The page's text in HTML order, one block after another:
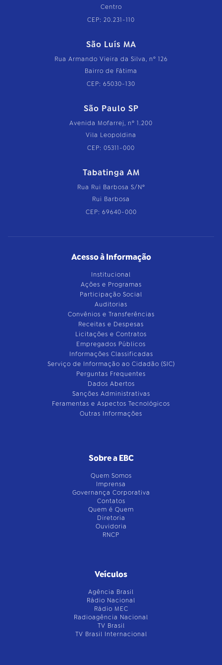
Centro
CEP: 20.231-110
São Luís MA
Rua Armando Vieira da Silva, nº 126
Bairro de Fátima
CEP: 65030-130
São Paulo SP
Avenida Mofarrej, nº 1.200
Vila Leopoldina
CEP: 05311-000
Tabatinga AM
Rua Rui Barbosa S/Nº
Rui Barbosa
CEP: 69640-000
Acesso à Informação
Institucional
Ações e Programas
Participação Social
Auditorias
Convênios e Transferências
Receitas e Despesas
Licitações e Contratos
Empregados Públicos
Informações Classificadas
Serviço de Informação ao Cidadão (SIC)
Perguntas Frequentes
Dados Abertos
Sanções Administrativas
Feramentas e Aspectos Tecnológicos
Outras Informações
Sobre a EBC
Quem Somos
Imprensa
Governança Corporativa
Contatos
Quem é Quem
Diretoria
Ouvidoria
RNCP
Veículos
Agência Brasil
Rádio Nacional
Rádio MEC
Radioagência Nacional
TV Brasil
TV Brasil Internacional